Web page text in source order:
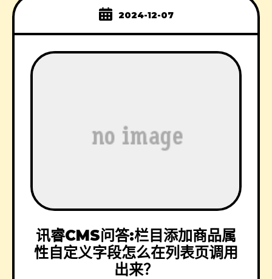
2024-12-07
讯睿CMS问答:栏目添加商品属
性自定义字段怎么在列表页调用
出来？